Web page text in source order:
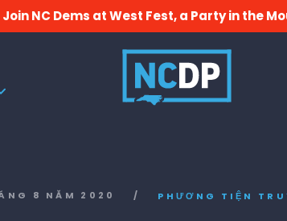
Join NC Dems at West Fest, a Party in the
8 NĂM 2020 / PHƯƠNG TIỆN